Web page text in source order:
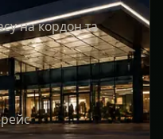
на кордон та